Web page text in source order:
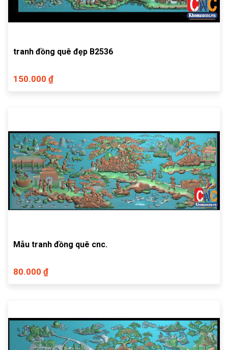
tranh đồng quê đẹp B2536
150.000 ₫
Mẫu tranh đồng quê cnc.
80.000 ₫